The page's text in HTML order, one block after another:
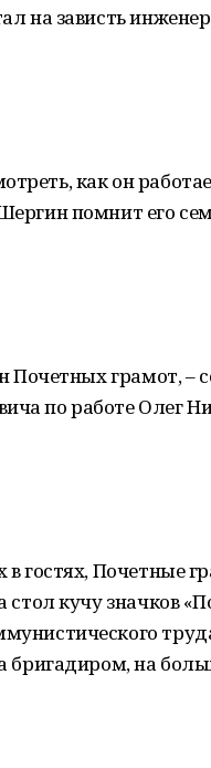
на зависть
как он
помнит его
Почетных грамот, –
по работе Олег
гостях, Почетные
кучу значков
бригадиром, на